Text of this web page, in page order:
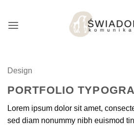
treści
Design
PORTFOLIO
Lorem ipsum dolor sit amet,
sed diam nonummy nibh euismod